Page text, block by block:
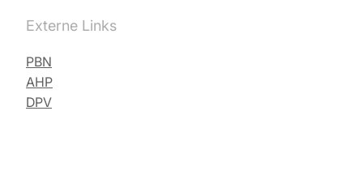
Externe Links
PBN
AHP
DPV